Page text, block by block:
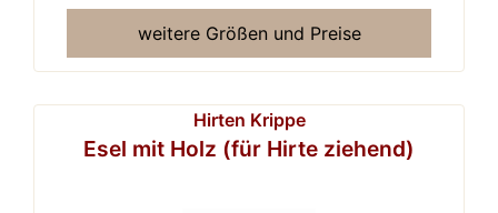
weitere Größen und Preise
Hirten Krippe
Esel mit Holz (für Hirte ziehend)